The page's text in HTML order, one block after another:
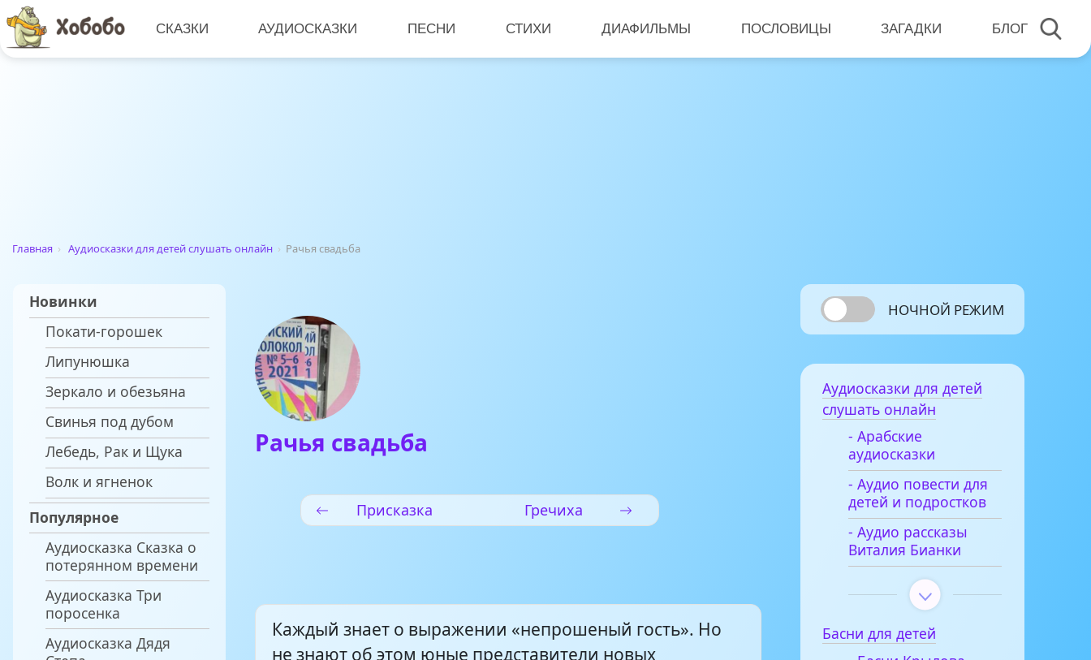
СКАЗКИ АУДИОСКАЗКИ ПЕСНИ СТИХИ ДИАФИЛЬМЫ ПОСЛОВИЦЫ ЗАГАДКИ БЛОГ
Главная › Аудиосказки для детей слушать онлайн › Рачья свадьба
Новинки
Покати-горошек
Липунюшка
Зеркало и обезьяна
Свинья под дубом
Лебедь, Рак и Щука
Волк и ягненок
Популярное
Аудиосказка Сказка о
потерянном времени
Аудиосказка Три
поросенка
Аудиосказка Дядя
Рачья свадьба
Присказка Гречиха
Каждый знает о выражении «непрошеный гость». Но
не знают об этом юные представители новых
НОЧНОЙ РЕЖИМ
Аудиосказки для детей
слушать онлайн
- Арабские
аудиосказки
- Аудио повести для
детей и подростков
- Аудио рассказы
Виталия Бианки
Басни для детей